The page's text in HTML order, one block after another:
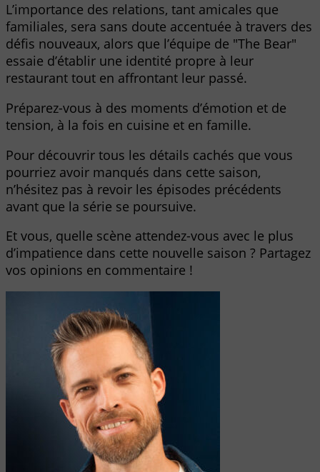
L’importance des relations, tant amicales que
familiales, sera sans doute accentuée à travers des
défis nouveaux, alors que l’équipe de "The Bear"
essaie d’établir une identité propre à leur
restaurant tout en affrontant leur passé.
Préparez-vous à des moments d’émotion et de
tension, à la fois en cuisine et en famille.
Pour découvrir tous les détails cachés que vous
pourriez avoir manqués dans cette saison,
n’hésitez pas à revoir les épisodes précédents
avant que la série se poursuive.
Et vous, quelle scène attendez-vous avec le plus
d’impatience dans cette nouvelle saison ? Partagez
vos opinions en commentaire !